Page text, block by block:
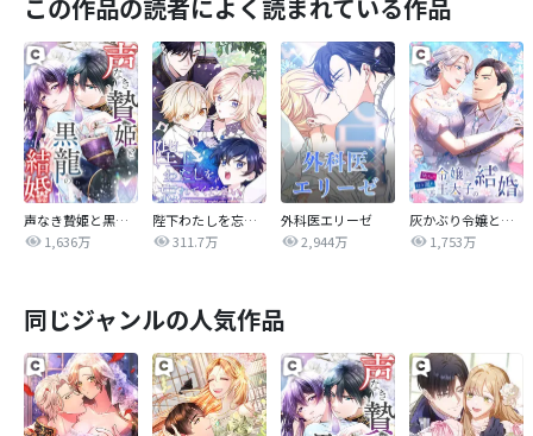
この作品の読者によく読まれている作品
声なき贄姫と黒龍の結婚
1,636万
陛下わたしを忘れてください
311.7万
外科医エリーゼ
2,944万
灰かぶり令嬢と行き遅れ元王太子の結婚
1,753万
同じジャンルの人気作品